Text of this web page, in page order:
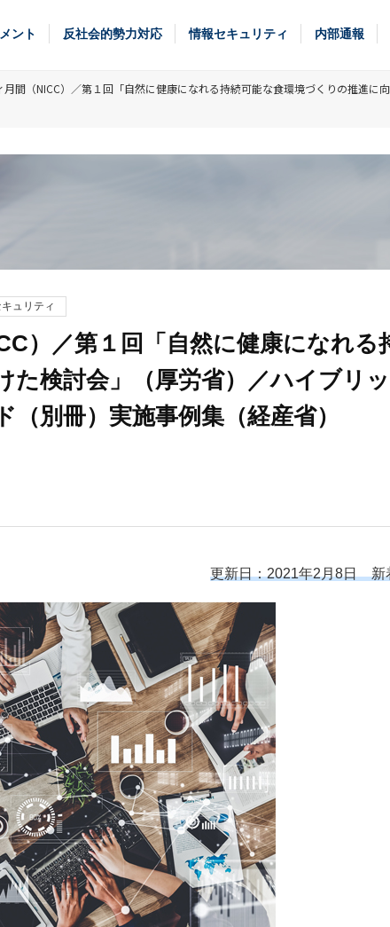
ント 反社会的勢力対応 情報セキュリティ 内部通報
月間（NICC）／第１回「自然に健康になれる持続可能な食環境づくりの推進
ュリティ
）／第１回「自然に健康になれる
た検討会」（厚労省）／ハイブリ
別冊）実施事例集（経産省）
更新日：2021年2月8日 新